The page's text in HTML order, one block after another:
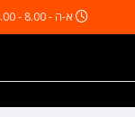
א-ה - 8.00 - 18.00